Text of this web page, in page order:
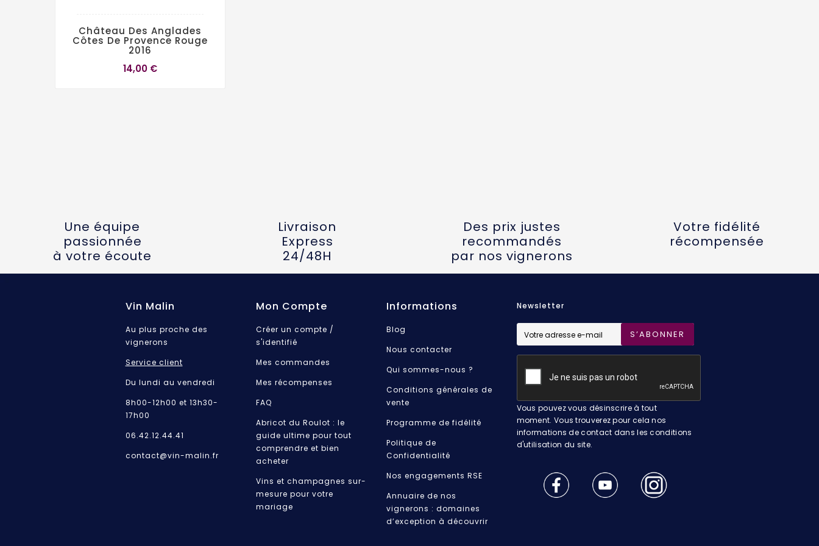
Château Des Anglades
Côtes De Provence Rouge
2016
14,00 €
Une équipe
passionnée
à votre écoute
Livraison
Express
24/48H
Des prix justes
recommandés
par nos vignerons
Votre fidélité
récompensée
Vin Malin
Au plus proche des
vignerons
Service client
Du lundi au vendredi
8h00-12h00 et 13h30-
17h00
06.42.12.44.41
contact@vin-malin.fr
Mon Compte
Créer un compte /
s'identifié
Mes commandes
Mes récompenses
FAQ
Abricot du Roulot : le
guide ultime pour tout
comprendre et bien
acheter
Vins et champagnes sur-
mesure pour votre
mariage
Informations
Blog
Nous contacter
Qui sommes-nous ?
Conditions générales de
vente
Programme de fidélité
Politique de
Confidentialité
Nos engagements RSE
Annuaire de nos
vignerons : domaines
d’exception à découvrir
Newsletter
S’ABONNER
Vous pouvez vous désinscrire à tout
moment. Vous trouverez pour cela nos
informations de contact dans les conditions
d'utilisation du site.